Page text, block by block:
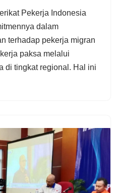
Pekerja Indonesia
dalam
terhadap pekerja migran
paksa melalui
di tingkat regional. Hal ini